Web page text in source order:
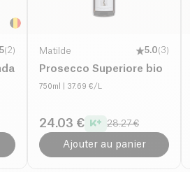
(2) Matilde 5.0(3)
Prosecco Superiore bio
750ml | 37.69 €/L
24.03 € 28.27 €
Ajouter au panier